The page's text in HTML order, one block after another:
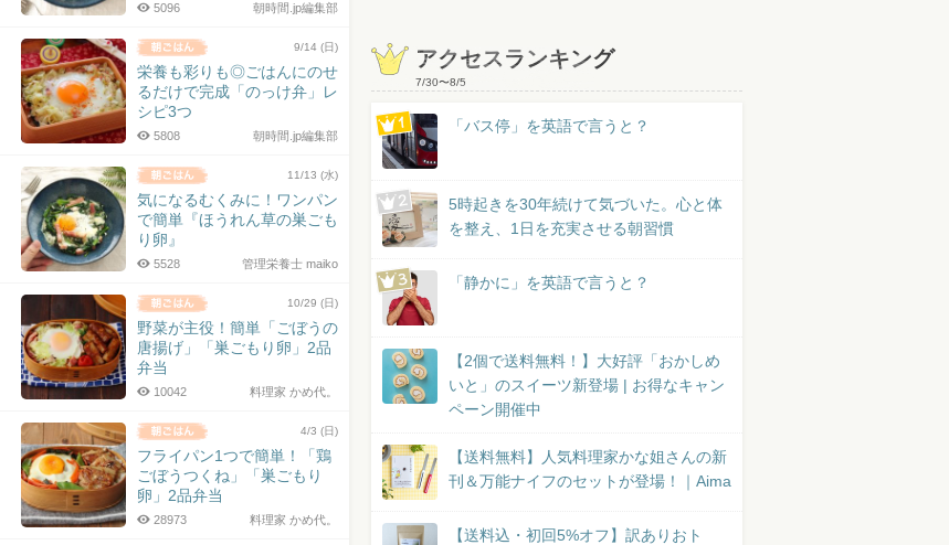
朝時間.jp編集部
5096
9/14 (日)
栄養も彩りも◎ごはんにのせ
るだけで完成「のっけ弁」レ
シピ3つ
朝時間.jp編集部
5808
11/13 (水)
気になるむくみに！ワンパン
で簡単『ほうれん草の巣ごも
り卵』
管理栄養士 maiko
5528
10/29 (日)
野菜が主役！簡単「ごぼうの
唐揚げ」「巣ごもり卵」2品
弁当
料理家 かめ代。
10042
4/3 (日)
フライパン1つで簡単！「鶏
ごぼうつくね」「巣ごもり
卵」2品弁当
料理家 かめ代。
28973
アクセスランキング
7/30〜8/5
「バス停」を英語で言うと？
5時起きを30年続けて気づいた。心と体
を整え、1日を充実させる朝習慣
「静かに」を英語で言うと？
【2個で送料無料！】大好評「おかしめ
いと」のスイーツ新登場 | お得なキャン
ペーン開催中
【送料無料】人気料理家かな姐さんの新
刊＆万能ナイフのセットが登場！｜Aima
【送料込・初回5%オフ】訳ありおト